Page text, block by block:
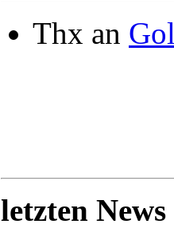
Thx an
letzten News